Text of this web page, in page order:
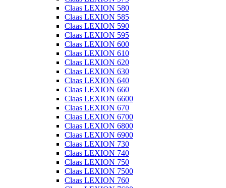
Claas LEXION 580
Claas LEXION 585
Claas LEXION 590
Claas LEXION 595
Claas LEXION 600
Claas LEXION 610
Claas LEXION 620
Claas LEXION 630
Claas LEXION 640
Claas LEXION 660
Claas LEXION 6600
Claas LEXION 670
Claas LEXION 6700
Claas LEXION 6800
Claas LEXION 6900
Claas LEXION 730
Claas LEXION 740
Claas LEXION 750
Claas LEXION 7500
Claas LEXION 760